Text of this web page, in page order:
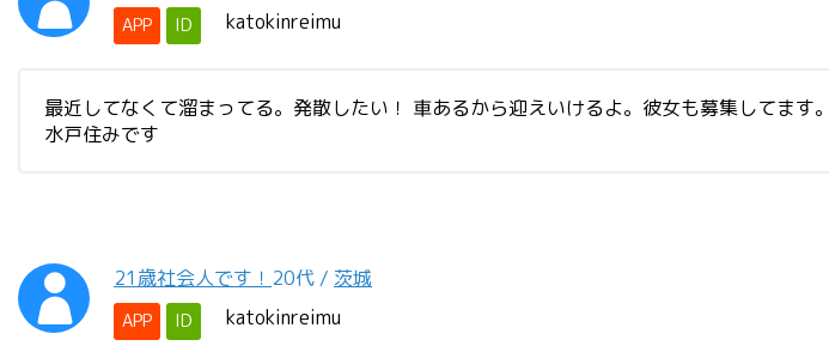
APP ID katokinreimu
最近してなくて溜まってる。発散したい！ 車あるから迎えいけるよ。彼女も募集してま
水戸住みです
21歳社会人です！ 20代 / 茨城
APP ID katokinreimu